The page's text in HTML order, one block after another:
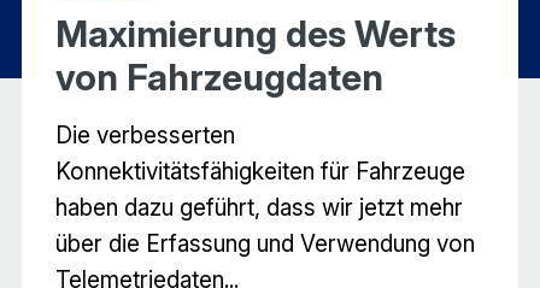
Maximierung des Werts
von Fahrzeugdaten
Die verbesserten
Konnektivitätsfähigkeiten für Fahrzeuge
haben dazu geführt, dass wir jetzt mehr
über die Erfassung und Verwendung von
Telemetriedaten...